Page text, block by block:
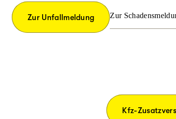
Zur Unfallmeldung Zur
Kfz-